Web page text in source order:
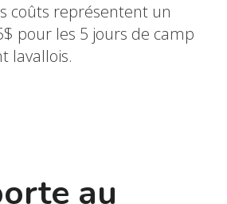
coûts représentent un
pour les 5 jours de camp
lavallois.
au